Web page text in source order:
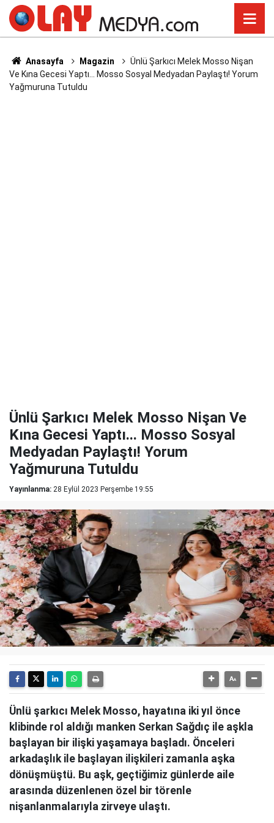
Anasayfa Magazin
Ünlü Şarkıcı Melek Mosso Nişan
Ve Kına Gecesi Yaptı... Mosso Sosyal Medyadan Paylaştı! Yorum
Yağmuruna Tutuldu
Ünlü Şarkıcı Melek Mosso Nişan Ve
Kına Gecesi Yaptı... Mosso Sosyal
Medyadan Paylaştı! Yorum
Yağmuruna Tutuldu
Yayınlanma: 28 Eylül 2023 Perşembe 19:55
Ünlü şarkıcı Melek Mosso, hayatına iki yıl önce
klibinde rol aldığı manken Serkan Sağdıç ile aşkla
başlayan bir ilişki yaşamaya başladı. Önceleri
arkadaşlık ile başlayan ilişkileri zamanla aşka
dönüşmüştü. Bu aşk, geçtiğimiz günlerde aile
arasında düzenlenen özel bir törenle
nişanlanmalarıyla zirveye ulaştı.